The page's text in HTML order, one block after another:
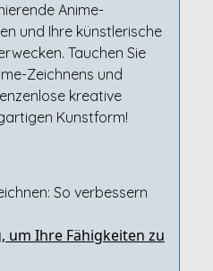
Anime-
und Ihre künstlerische
Tauchen Sie
Zeichnens und
kreative
Kunstform!
So verbessern
um Ihre Fähigkeiten zu